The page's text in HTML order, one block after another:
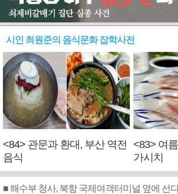
시인 최원준의 음식문화 잡학사전
<84> 관문과 환대, 부산 역전
음식
<83> 여
가시치
■ 해수부 청사, 북항 국제여객터미널 옆에 선